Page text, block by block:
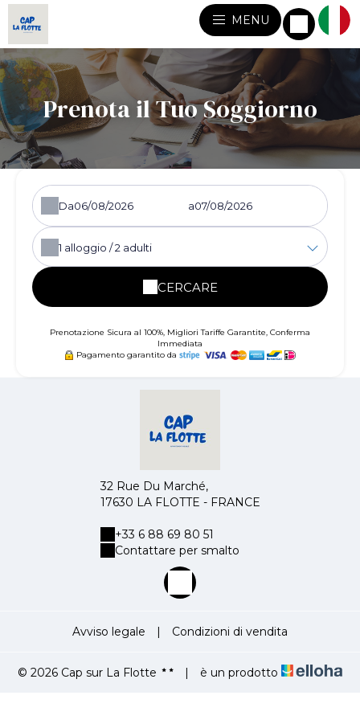
MENU
Prenota il Tuo Soggiorno
Da a
1 alloggio /2 adulti
CERCARE
Prenotazione Sicura al 100%, Migliori Tariffe Garantite, Conferma
Immediata
Pagamento garantito da
32 Rue Du Marché,
17630 LA FLOTTE - FRANCE
+33 6 88 69 80 51
Contattare per smalto
Avviso legale | Condizioni di vendita
© 2026 Cap sur La Flotte | è un prodotto